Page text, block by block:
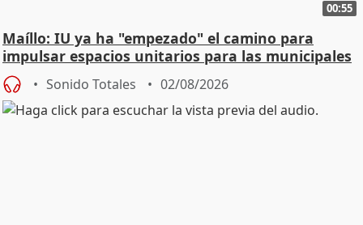
00:55
Maíllo: IU ya ha "empezado" el camino para
impulsar espacios unitarios para las municipales
Sonido Totales 02/08/2026